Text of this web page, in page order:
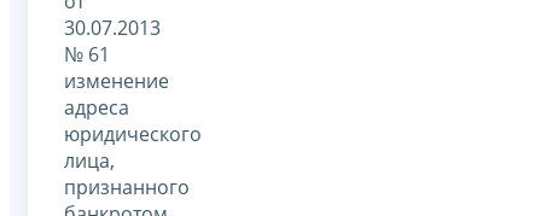
30.07.2013
№ 61
изменение
адреса
юридического
лица,
признанного